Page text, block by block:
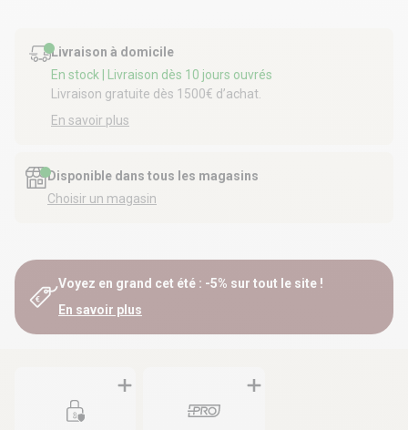
Livraison à domicile
En stock
| Livraison dès 10 jours ouvrés
Livraison gratuite dès 1500€ d’achat.
En savoir plus
Disponible dans tous les magasins
Choisir un magasin
Voyez en grand cet été : -5% sur tout le site !
En savoir plus